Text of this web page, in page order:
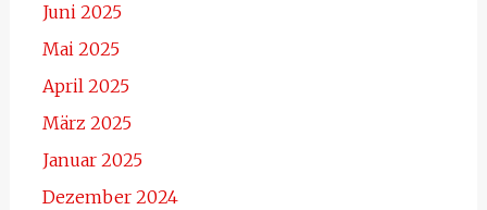
Juni 2025
Mai 2025
April 2025
März 2025
Januar 2025
Dezember 2024